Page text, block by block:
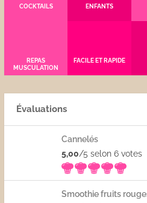
COCKTAILS ENFANTS
REPAS
MUSCULATION
FACILE ET RAPIDE
Évaluations
Cannelés
5,00/5 selon 6votes
Smoothie fruits